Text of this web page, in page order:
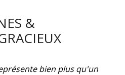
&
bien plus qu'un